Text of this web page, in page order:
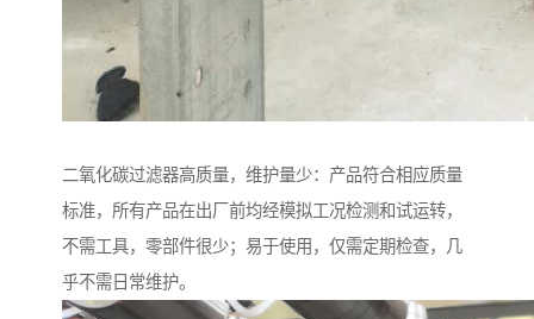
二氧化碳过滤器高质量，维护量少：产品符合相应质量
标准，所有产品在出厂前均经模拟工况检测和试运转，
不需工具，零部件很少；易于使用，仅需定期检查，几
乎不需日常维护。